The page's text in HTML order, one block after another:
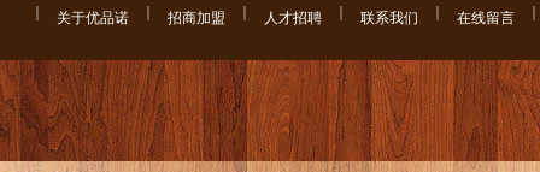
关于优品诺 招商加盟 人才招聘 联系我们 在线留言